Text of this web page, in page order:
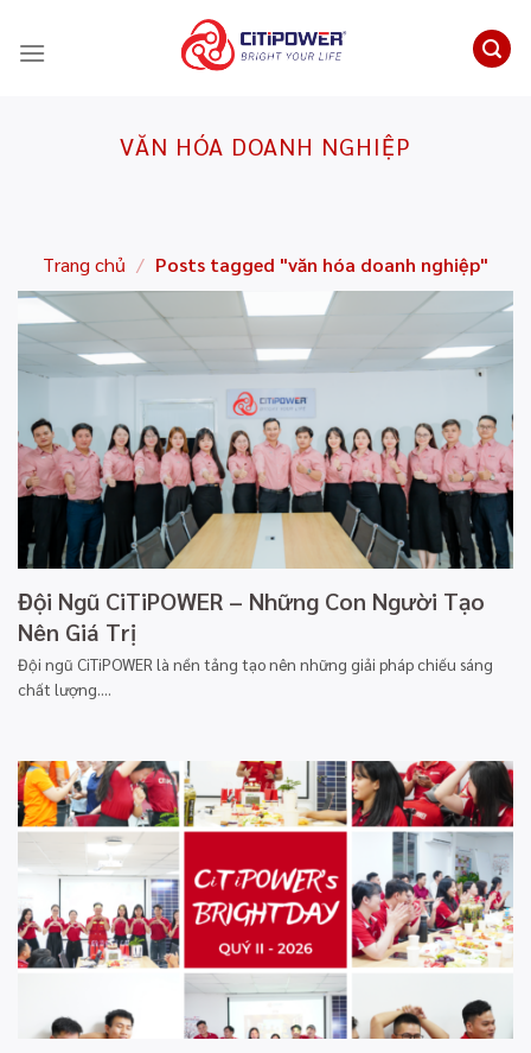
đến
VĂN HÓA DOANH NGHIỆP
Trang chủ / Posts tagged "văn hóa doanh nghiệp"
Đội Ngũ CiTiPOWER – Những Con Người Tạo
Nên Giá Trị
Đội ngũ CiTiPOWER là nền tảng tạo nên những giải pháp chiếu sáng
chất lượng....